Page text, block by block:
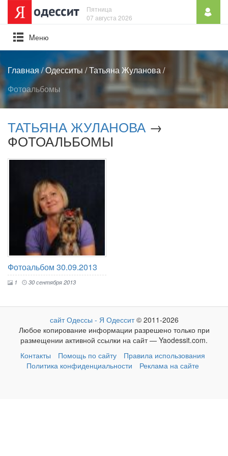
Пятница
07 августа 2026
Mеню
Главная/Одесситы /Татьяна Жуланова/
Фотоальбомы
ТАТЬЯНА ЖУЛАНОВА →
ФОТОАЛЬБОМЫ
Фотоальбом 30.09.2013
1 30 сентября 2013
сайт Одессы - Я Одессит© 2011-2026
Любое копирование информации разрешено только при
размещении активной ссылки на сайт — Yaodessit.com.
Контакты
Помощь по сайту
Правила использования
Политика конфиденциальности
Реклама на сайте